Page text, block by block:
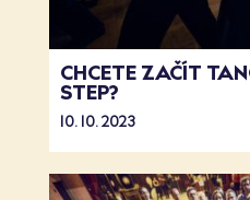
CHCETE ZAČÍT
STEP?
10. 10. 2023